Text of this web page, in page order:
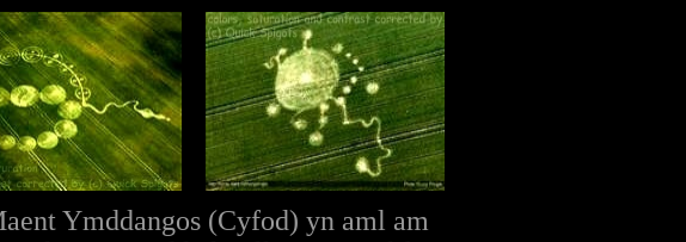
Ymddangos (Cyfod) yn aml am